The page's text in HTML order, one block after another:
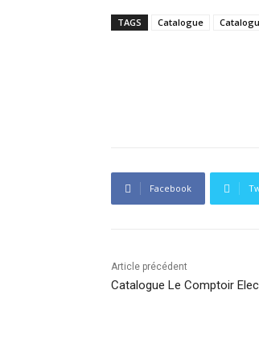
TAGS Catalogue
Facebook
Article précédent
Catalogue Le Comptoir